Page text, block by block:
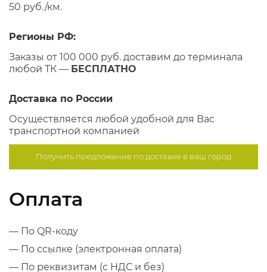
50 руб./км.
Регионы РФ:
Заказы от 100 000 руб. доставим до терминала
любой ТК — БЕСПЛАТНО
Доставка по России
Осуществляется любой удобной для Вас
транспортной компанией
Получить предложение подоставке в ваш город
Оплата
— По QR-коду
— По ссылке (электронная оплата)
— По реквизитам (с НДС и без)